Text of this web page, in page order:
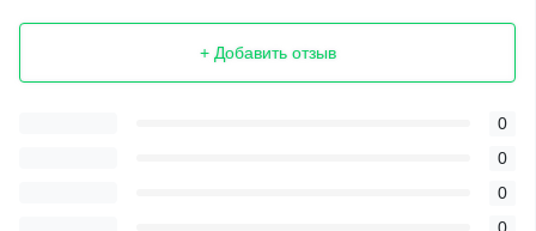
+ Добавить отзыв
0
0
0
0